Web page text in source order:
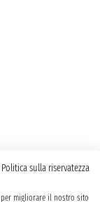
Politica sulla riservatezza
migliorare il nostro sito